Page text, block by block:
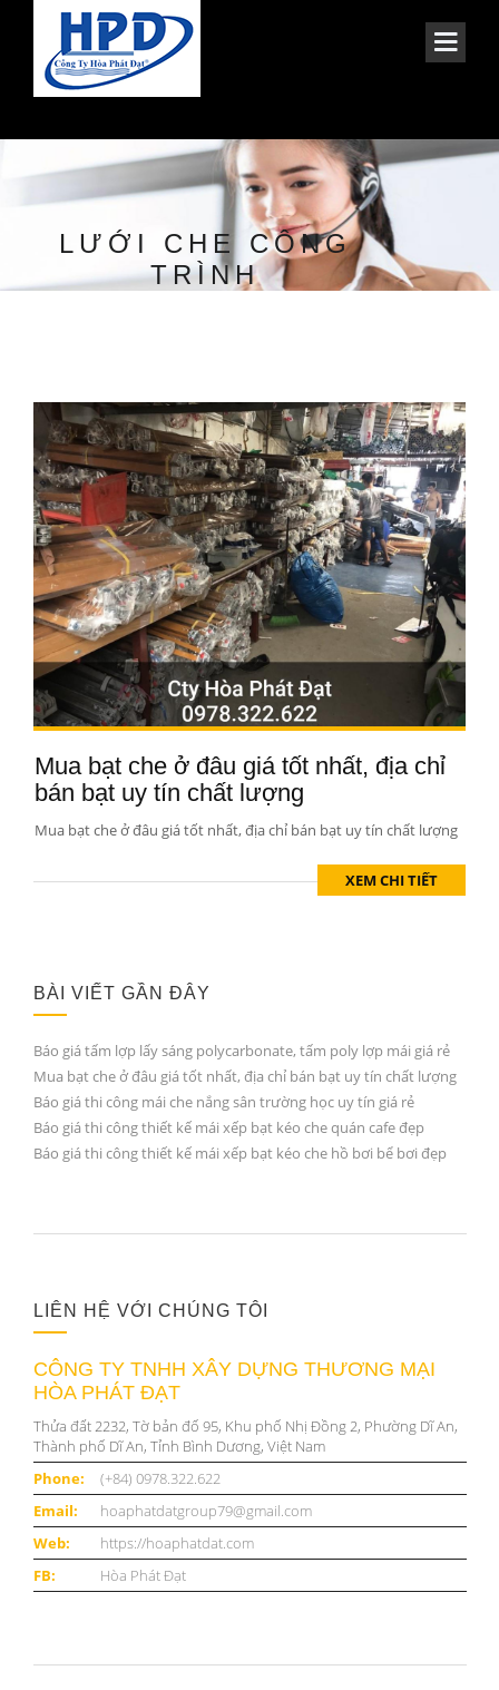
LƯỚI CHE CÔNG
TRÌNH
Mua bạt che ở đâu giá tốt nhất, địa chỉ
bán bạt uy tín chất lượng
Mua bạt che ở đâu giá tốt nhất, địa chỉ bán bạt uy tín chất lượng
XEM CHI TIẾT
BÀI VIẾT GẦN ĐÂY
Báo giá tấm lợp lấy sáng polycarbonate, tấm poly lợp mái giá rẻ
Mua bạt che ở đâu giá tốt nhất, địa chỉ bán bạt uy tín chất lượng
Báo giá thi công mái che nắng sân trường học uy tín giá rẻ
Báo giá thi công thiết kế mái xếp bạt kéo che quán cafe đẹp
Báo giá thi công thiết kế mái xếp bạt kéo che hồ bơi bể bơi đẹp
LIÊN HỆ VỚI CHÚNG TÔI
CÔNG TY TNHH XÂY DỰNG THƯƠNG MẠI
HÒA PHÁT ĐẠT
Thửa đất 2232, Tờ bản đố 95, Khu phố Nhị Đồng 2, Phường Dĩ An,
Thành phố Dĩ An, Tỉnh Bình Dương, Việt Nam
Phone:
(+84) 0978.322.622
Email:
hoaphatdatgroup79@gmail.com
Web:
https://hoaphatdat.com
FB:
Hòa Phát Đạt